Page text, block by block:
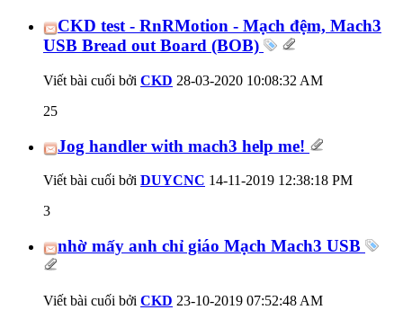
CKD test - RnRMotion - Mạch đệm, Mach3
USB Bread out Board (BOB)
Viết bài cuối bởi CKD 28-03-2020 10:08:32 AM
25
Jog handler with mach3 help me!
Viết bài cuối bởi DUYCNC 14-11-2019 12:38:18 PM
3
nhờ mấy anh chỉ giáo Mạch Mach3 USB
Viết bài cuối bởi CKD 23-10-2019 07:52:48 AM